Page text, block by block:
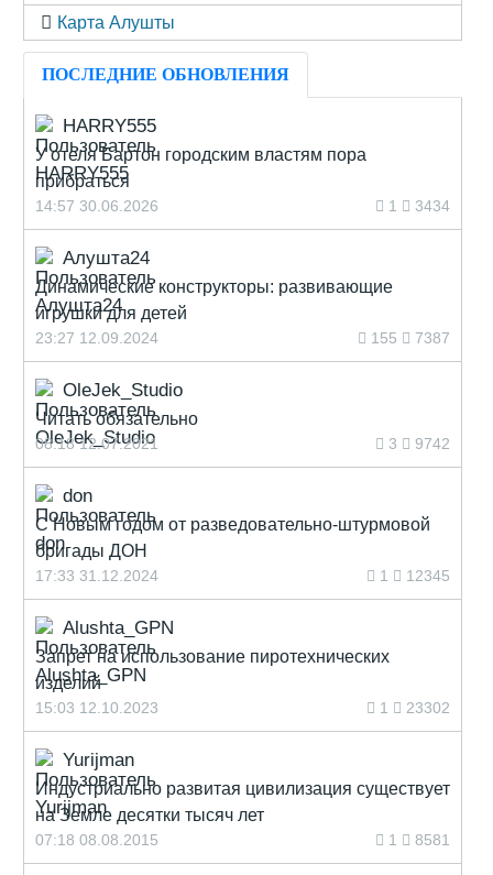
Карта Алушты
ПОСЛЕДНИЕ ОБНОВЛЕНИЯ
HARRY555
У отеля Бартон городским властям пора
прибраться
14:57 30.06.2026 1 3434
Алушта24
Динамические конструкторы: развивающие
игрушки для детей
23:27 12.09.2024 155 7387
OleJek_Studio
Читать обязательно
08:18 12.07.2021 3 9742
don
С Новым годом от разведовательно-штурмовой
бригады ДОН
17:33 31.12.2024 1 12345
Alushta_GPN
Запрет на использование пиротехнических
изделий
15:03 12.10.2023 1 23302
Yurijman
Индустриально развитая цивилизация существует
на Земле десятки тысяч лет
07:18 08.08.2015 1 8581